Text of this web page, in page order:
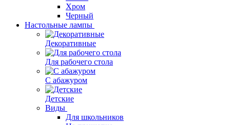
Хром
Черный
Настольные лампы
Декоративные
Для рабочего стола
С абажуром
Детские
Виды
Для школьников